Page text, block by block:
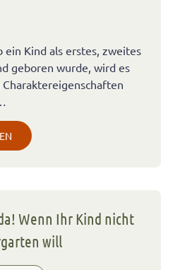
ein Kind als erstes, zweites
geboren wurde, wird es
Wenn Ihr Kind nicht
will